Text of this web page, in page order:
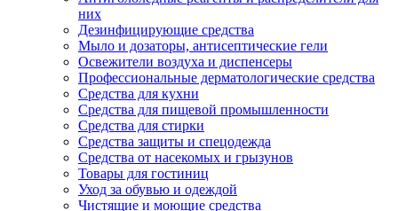
них
Дезинфицирующие средства
Мыло и дозаторы, антисептические гели
Освежители воздуха и диспенсеры
Профессиональные дерматологические средства
Средства для кухни
Средства для пищевой промышленности
Средства для стирки
Средства защиты и спецодежда
Средства от насекомых и грызунов
Товары для гостиниц
Уход за обувью и одеждой
Чистящие и моющие средства